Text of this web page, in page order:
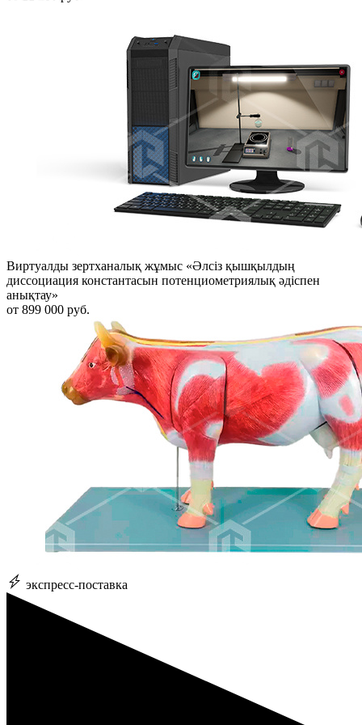
Виртуалды зертханалық жұмыс «Әлсіз қышқылдың
диссоциация константасын потенциометриялық әдіспен
анықтау»
от 899 000 руб.
экспресс-поставка